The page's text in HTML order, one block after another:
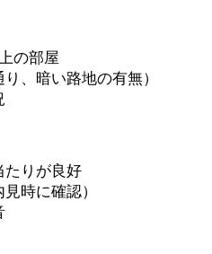
の部屋
、暗い路地の有無）
たりが良好
時に確認）